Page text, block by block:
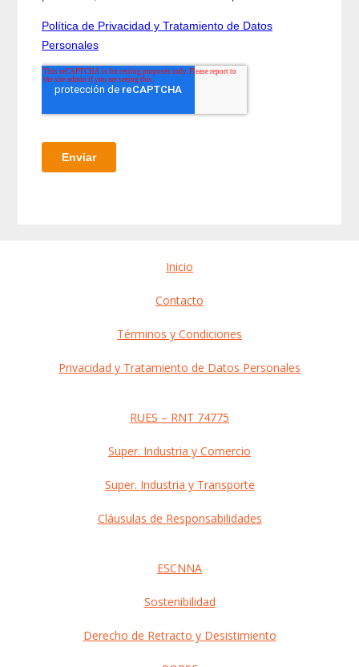
Inicio
Contacto
Términos y Condiciones
Privacidad y Tratamiento de Datos Personales
RUES – RNT 74775
Super. Industria y Comercio
Super. Industria y Transporte
Cláusulas de Responsabilidades
ESCNNA
Sostenibilidad
Derecho de Retracto y Desistimiento